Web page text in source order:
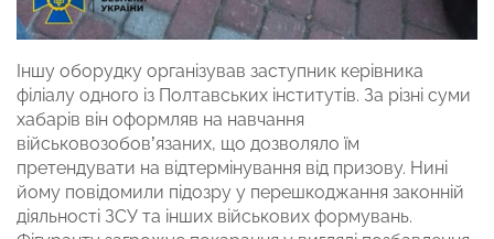
Іншу оборудку організував заступник керівника
філіалу одного із Полтавських інститутів. За різні суми
хабарів він оформляв на навчання
військовозобов’язаних, що дозволяло їм
претендувати на відтермінування від призову. Нині
йому повідомили підозру у перешкоджання законній
діяльності ЗСУ та інших військових формувань.